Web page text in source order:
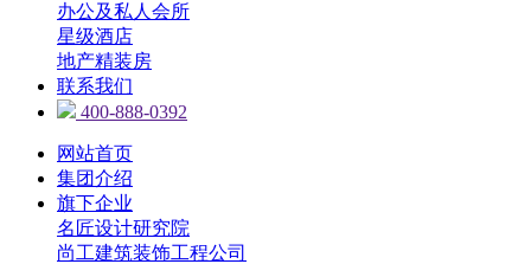
办公及私人会所
星级酒店
地产精装房
联系我们
400-888-0392
网站首页
集团介绍
旗下企业
名匠设计研究院
尚工建筑装饰工程公司